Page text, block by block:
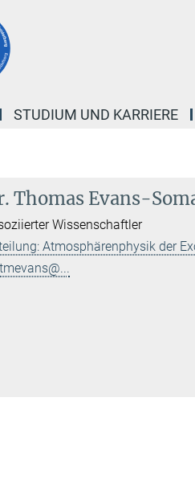
STUDIUM UND KARRIERE
Thomas Evans-
Wissenschaftler
Atmosphärenphysik der
tmevans@...